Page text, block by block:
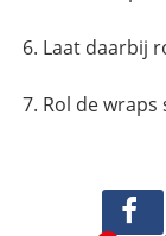
Laat daarbij
Rol de wraps